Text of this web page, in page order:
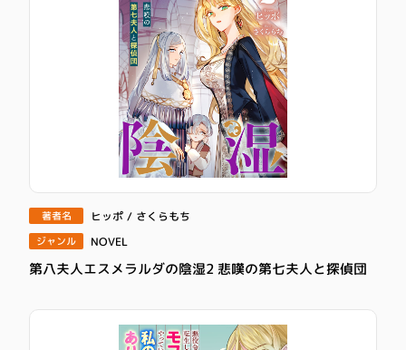
著者名 ヒッポ / さくらもち
ジャンル NOVEL
第八夫人エスメラルダの陰湿2 悲嘆の第七夫人と探偵団